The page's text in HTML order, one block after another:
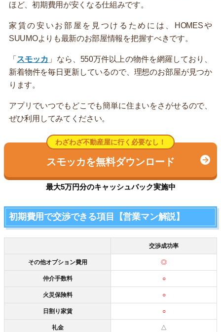
ほど、初期費用が安くなる仕組みです。
家賃の安いお部屋を見つけるためには、HOMESや
SUUMOよりも最新のお部屋情報を把握すべきです。
「 スモッカ 」なら、550万件以上の物件を網羅しており、
新着物件を毎日更新しているので、理想のお部屋が見つか
ります。
アプリでいつでもどこでも簡単に住まいをさがせるので、
ぜひ利用してみてください。
わざわざ不動産屋に行く必要なし！
スモッカを無料ダウンロード
最大5万円分のキャッシュバック実施中
初期費用で交渉できる項目【営業マン解説】
交渉成功率
その他オプション費用 ◎
仲介手数料 ○
火災保険料 ○
日割り家賃 ○
礼金 △